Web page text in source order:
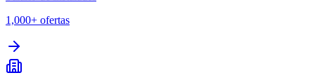
1,000+ ofertas